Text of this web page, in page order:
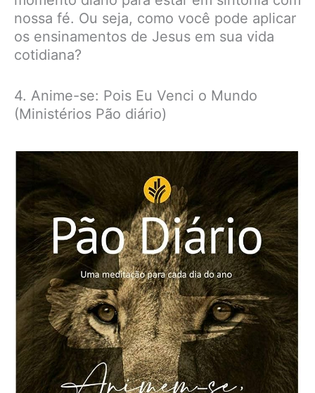
nossa fé. Ou seja, como você pode aplicar
os ensinamentos de Jesus em sua vida
cotidiana?
4. Anime-se: Pois Eu Venci o Mundo
(Ministérios Pão diário)